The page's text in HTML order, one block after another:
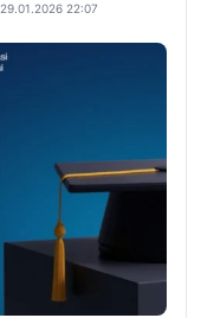
29.01.2026 22:07